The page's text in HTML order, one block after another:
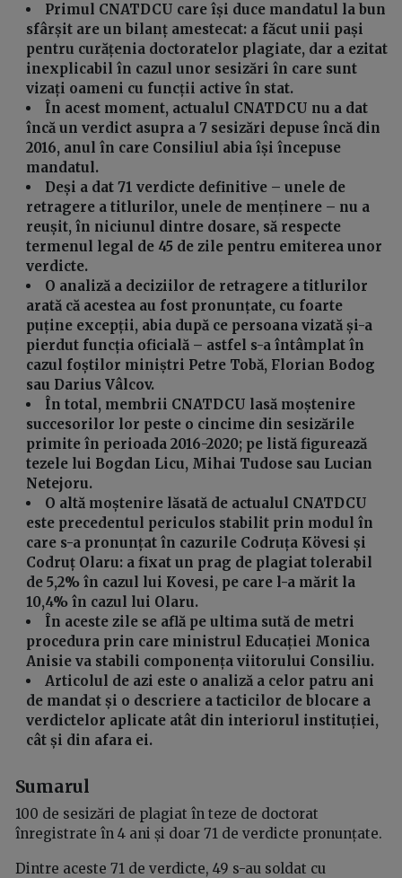
Primul CNATDCU care își duce mandatul la bun
sfârșit are un bilanț amestecat: a făcut unii pași
pentru curățenia doctoratelor plagiate, dar a ezitat
inexplicabil în cazul unor sesizări în care sunt
vizați oameni cu funcții active în stat.
În acest moment, actualul CNATDCU nu a dat
încă un verdict asupra a 7 sesizări depuse încă din
2016, anul în care Consiliul abia își începuse
mandatul.
Deși a dat 71 verdicte definitive – unele de
retragere a titlurilor, unele de menținere – nu a
reușit, în niciunul dintre dosare, să respecte
termenul legal de 45 de zile pentru emiterea unor
verdicte.
O analiză a deciziilor de retragere a titlurilor
arată că acestea au fost pronunțate, cu foarte
puține excepții, abia după ce persoana vizată și-a
pierdut funcția oficială – astfel s-a întâmplat în
cazul foștilor miniștri Petre Tobă, Florian Bodog
sau Darius Vâlcov.
În total, membrii CNATDCU lasă moștenire
succesorilor lor peste o cincime din sesizările
primite în perioada 2016-2020; pe listă figurează
tezele lui Bogdan Licu, Mihai Tudose sau Lucian
Netejoru.
O altă moștenire lăsată de actualul CNATDCU
este precedentul periculos stabilit prin modul în
care s-a pronunțat în cazurile Codruța Kövesi și
Codruț Olaru: a fixat un prag de plagiat tolerabil
de 5,2% în cazul lui Kovesi, pe care l-a mărit la
10,4% în cazul lui Olaru.
În aceste zile se află pe ultima sută de metri
procedura prin care ministrul Educației Monica
Anisie va stabili componența viitorului Consiliu.
Articolul de azi este o analiză a celor patru ani
de mandat și o descriere a tacticilor de blocare a
verdictelor aplicate atât din interiorul instituției,
cât și din afara ei.
Sumarul
100 de sesizări de plagiat în teze de doctorat
înregistrate în 4 ani și doar 71 de verdicte pronunțate.
Dintre aceste 71 de verdicte, 49 s-au soldat cu